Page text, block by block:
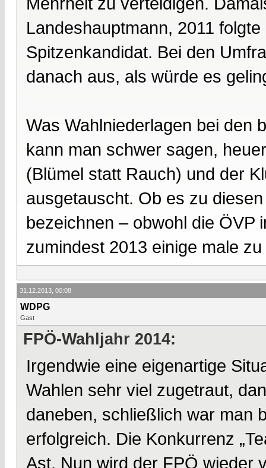
Landeshauptmann, 2011
Spitzenkandidat. Bei den
danach aus, als würde es
Was Wahlniederlagen bei den
kann man schwer sagen,
(Blümel statt Rauch) und der
ausgetauscht. Ob es zu
bezeichnen – obwohl die ÖVP
zumindest 2013 einige male
31.12.2013, 00:08
WDPG
Gast
FPÖ-Wahljahr 2014:
Irgendwie eine eigenartige
Wahlen sehr viel zugetraut,
daneben, schließlich war man
erfolgreich. Die Konkurrenz
Ast. Nun wird der FPÖ wieder